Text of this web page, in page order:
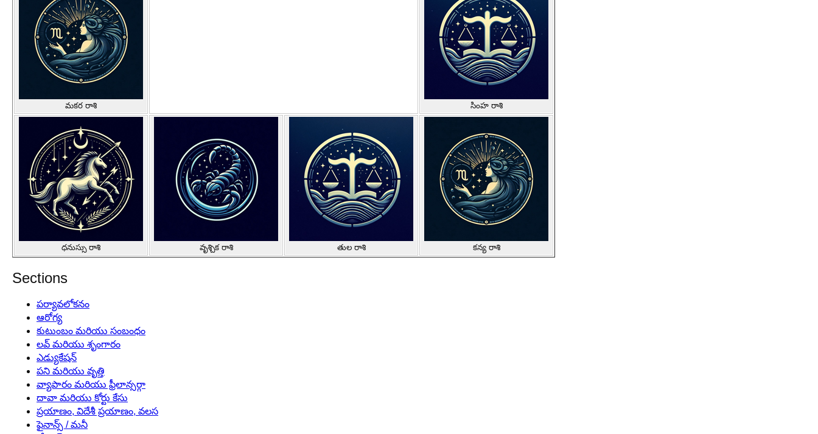
మకర రాశి సింహ రాశి
ధనుస్సు రాశి వృశ్చిక రాశి తుల రాశి కన్య రాశి
Sections
పర్యావలోకనం
ఆరోగ్య
కుటుంబం మరియు సంబంధం
లవ్ మరియు శృంగారం
ఎడ్యుకేషన్
పని మరియు వృత్తి
వ్యాపారం మరియు ఫ్రీలాన్సర్గా
దావా మరియు కోర్టు కేసు
ప్రయాణం, విదేశీ ప్రయాణం, వలస
ఫైనాన్స్ / మనీ